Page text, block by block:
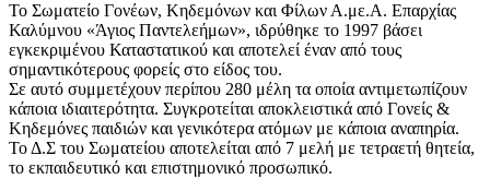
Το Σωματείο Γονέων, Κηδεμόνων και Φίλων Α.με.Α. Επαρχίας
Καλύμνου «Άγιος Παντελεήμων», ιδρύθηκε το 1997 βάσει
εγκεκριμένου Καταστατικού και αποτελεί έναν από τους
σημαντικότερους φορείς στο είδος του.
Σε αυτό συμμετέχουν περίπου 280 μέλη τα οποία αντιμετωπίζουν
κάποια ιδιαιτερότητα. Συγκροτείται αποκλειστικά από Γονείς &
Κηδεμόνες παιδιών και γενικότερα ατόμων με κάποια αναπηρία.
Το Δ.Σ του Σωματείου αποτελείται από 7 μελή με τετραετή θητεία,
το εκπαιδευτικό και επιστημονικό προσωπικό.